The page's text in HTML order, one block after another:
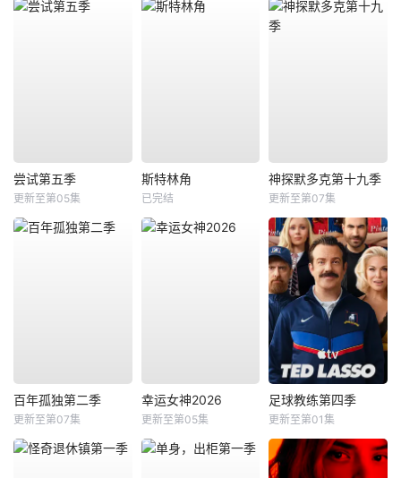
尝试第五季
更新至第05集
斯特林角
已完结
神探默多克第十九季
更新至第07集
百年孤独第二季
更新至第07集
幸运女神2026
更新至第05集
足球教练第四季
更新至第01集